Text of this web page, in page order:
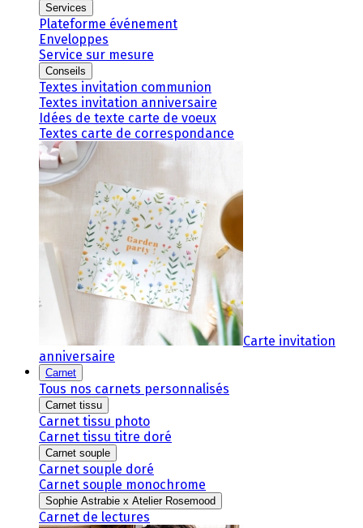
Services
Plateforme événement
Enveloppes
Service sur mesure
Conseils
Textes invitation communion
Textes invitation anniversaire
Idées de texte carte de voeux
Textes carte de correspondance
Carte invitation
anniversaire
Carnet
Tous nos carnets personnalisés
Carnet tissu
Carnet tissu photo
Carnet tissu titre doré
Carnet souple
Carnet souple doré
Carnet souple monochrome
Sophie Astrabie x Atelier Rosemood
Carnet de lectures